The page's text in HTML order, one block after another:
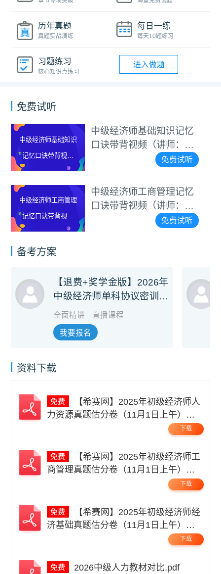
历年真题
真题实战演练
每日一练
每天10题练习
习题练习
核心知识点练习
进入做题
免费试听
中级经济师基础知识
记忆口诀带背视频
（讲师：李碧茹）
中级经济师基础知识记忆
口诀带背视频（讲师：李
免费试听
中级经济师工商管理
记忆口诀带背视频
（讲师：李碧茹）
中级经济师工商管理记忆
口诀带背视频（讲师：李
免费试听
备考方案
【退费+奖学金版】2026年
中级经济师单科协议密训旗
舰班
全面精讲 直播课程
我要报名
资料下载
力资源真题估分卷（11月1日上午）无
下载
商管理真题估分卷（11月1日上午）无
下载
济基础真题估分卷（11月1日上午）无
下载
2026中级人力教材对比.pdf